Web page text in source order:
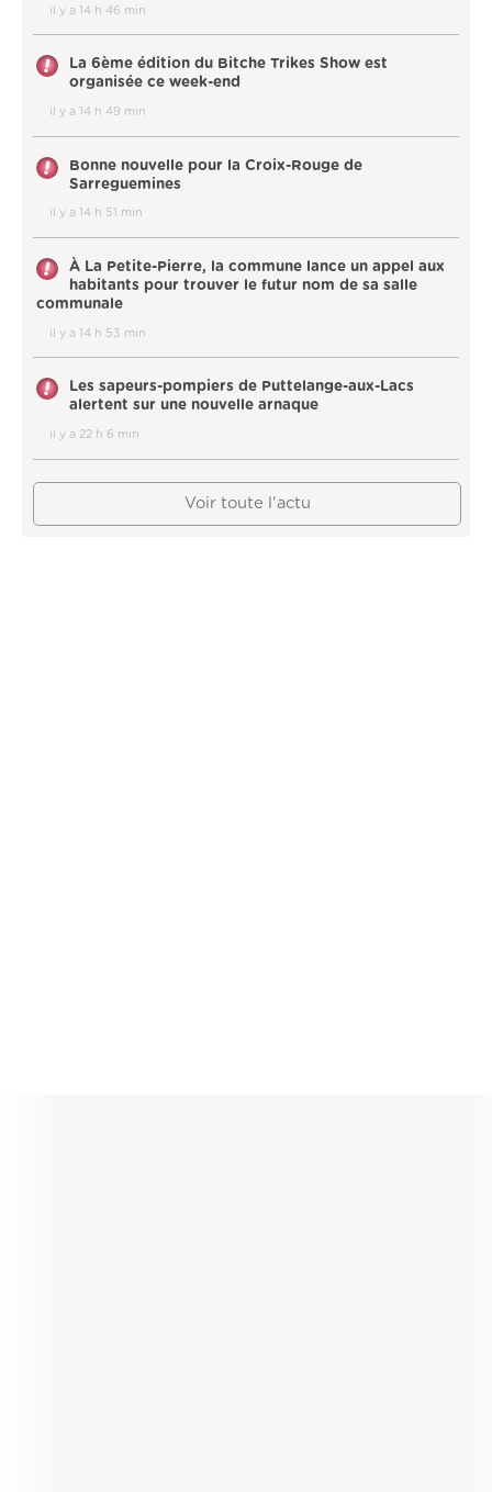
il y a 14 h 46 min
La 6ème édition du Bitche Trikes Show est
organisée ce week-end
il y a 14 h 49 min
Bonne nouvelle pour la Croix-Rouge de
Sarreguemines
il y a 14 h 51 min
À La Petite-Pierre, la commune lance un appel aux
habitants pour trouver le futur nom de sa salle
communale
il y a 14 h 53 min
Les sapeurs-pompiers de Puttelange-aux-Lacs
alertent sur une nouvelle arnaque
il y a 22 h 6 min
Voir toute l'actu